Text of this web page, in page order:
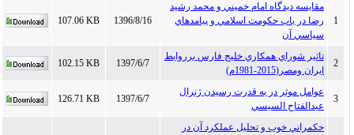
مقايسه ديدگاه امام خميني و محمد رشيد
رضا در باب حكومت اسلامي و پيامدهاي
سياسي آن
1396/8/16
107.06 KB
تاثير شوراي همكاري خليج فارس برروابط
ايران ومصر(2015-1981م)
1397/6/7
102.15 KB
عوامل موثر در به قدرت رسيدن ژنرال
عبدالفتاح السيسي
1397/6/7
126.71 KB
حكمراني خوب و تحليل عملكرد آن در